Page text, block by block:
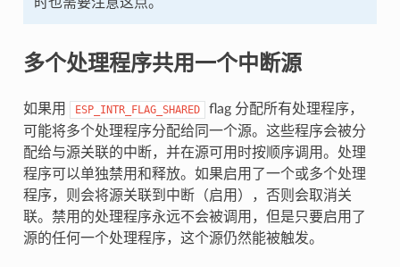
多个处理程序共用一个中断源
如果用 ESP_INTR_FLAG_SHARED
flag 分配所有处理程序，
可能将多个处理程序分配给同一个源。这些程序会被分
配给与源关联的中断，并在源可用时按顺序调用。处理
程序可以单独禁用和释放。如果启用了一个或多个处理
程序，则会将源关联到中断（启用），否则会取消关
联。禁用的处理程序永远不会被调用，但是只要启用了
源的任何一个处理程序，这个源仍然能被触发。